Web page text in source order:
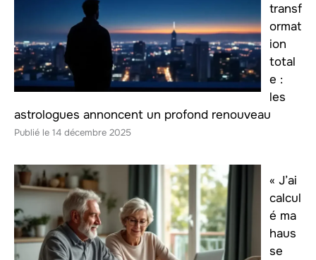
transf
ormat
ion
total
e :
les
astrologues annoncent un profond renouveau
14 décembre 2025
« J’ai
calcul
é ma
haus
se